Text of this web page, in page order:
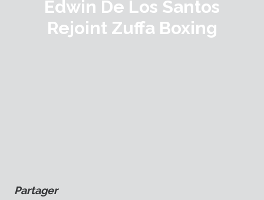
Edwin De Los Santos
Rejoint Zuffa Boxing
Partager